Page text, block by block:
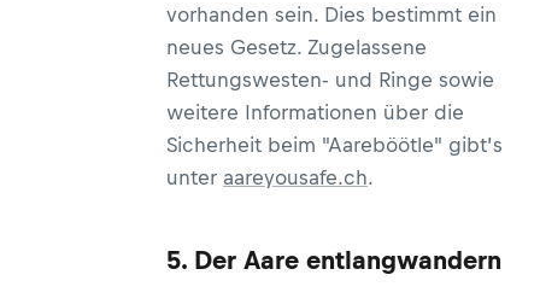
vorhanden sein. Dies bestimmt ein
neues Gesetz. Zugelassene
Rettungswesten- und Ringe sowie
weitere Informationen über die
Sicherheit beim "Aareböötle" gibt’s
unter aareyousafe.ch.
5. Der Aare entlangwandern